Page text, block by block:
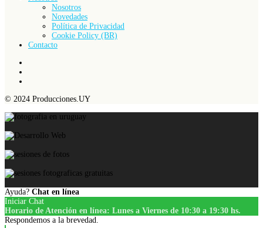
Nosotros
Novedades
Política de Privacidad
Cookie Policy (BR)
Contacto
© 2024 Producciones.UY
Ayuda? Chat en línea
Iniciar Chat
Horario de Atención en línea: Lunes a Viernes de 10:30 a 19:30 hs.
Respondemos a la brevedad.